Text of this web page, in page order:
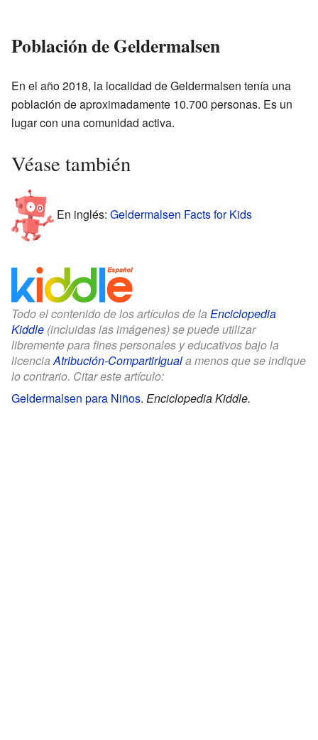
Población de Geldermalsen
En el año 2018, la localidad de Geldermalsen tenía una
población de aproximadamente 10.700 personas. Es un
lugar con una comunidad activa.
Véase también
En inglés: Geldermalsen Facts for Kids
Todo el contenido de los artículos de la Enciclopedia
Kiddle (incluidas las imágenes) se puede utilizar
libremente para fines personales y educativos bajo la
licencia Atribución-CompartirIguala menos que se indique
lo contrario. Citar este artículo:
Geldermalsen para Niños. Enciclopedia Kiddle.